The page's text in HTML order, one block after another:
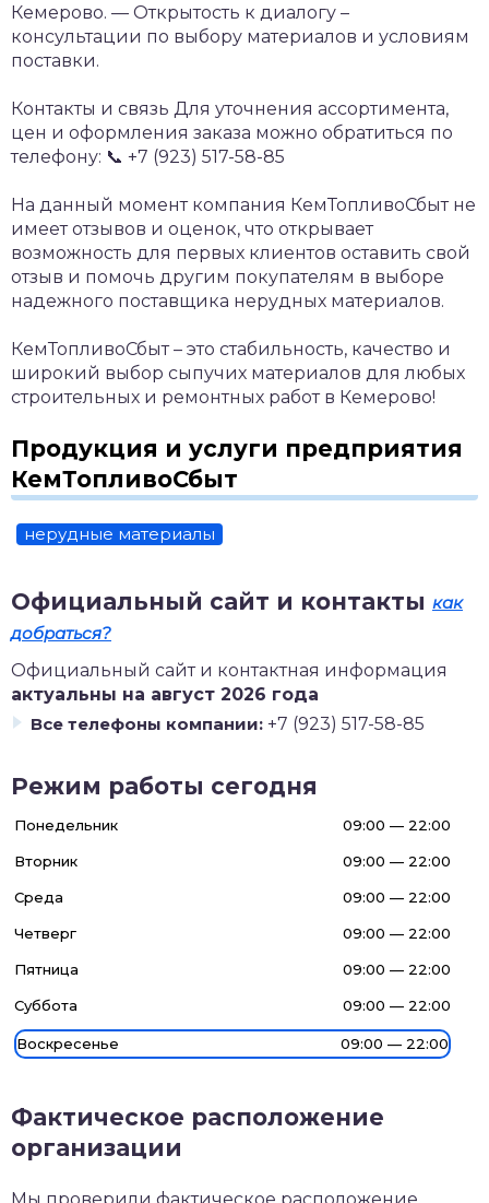
Кемерово. — Открытость к диалогу –
консультации по выбору материалов и условиям
поставки.
Контакты и связь Для уточнения ассортимента,
цен и оформления заказа можно обратиться по
телефону: 📞 +7 (923) 517-58-85
На данный момент компания КемТопливоСбыт не
имеет отзывов и оценок, что открывает
возможность для первых клиентов оставить свой
отзыв и помочь другим покупателям в выборе
надежного поставщика нерудных материалов.
КемТопливоСбыт – это стабильность, качество и
широкий выбор сыпучих материалов для любых
строительных и ремонтных работ в Кемерово!
Продукция и услуги предприятия
КемТопливоСбыт
нерудные материалы
Официальный сайт и контакты как
добраться?
Официальный сайт и контактная информация
актуальны на август 2026 года
Все телефоны компании: +7 (923) 517-58-85
Режим работы сегодня
Понедельник 09:00 — 22:00
Вторник 09:00 — 22:00
Среда 09:00 — 22:00
Четверг 09:00 — 22:00
Пятница 09:00 — 22:00
Суббота 09:00 — 22:00
Воскресенье 09:00 — 22:00
Фактическое расположение
организации